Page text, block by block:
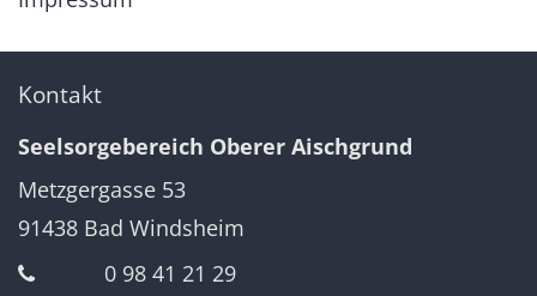
Kontakt
Seelsorgebereich Oberer Aischgrund
Metzgergasse 53
91438 Bad Windsheim
0 98 41 21 29